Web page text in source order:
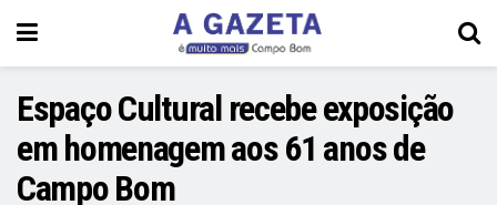
Espaço Cultural recebe exposição
em homenagem aos 61 anos de
Campo Bom